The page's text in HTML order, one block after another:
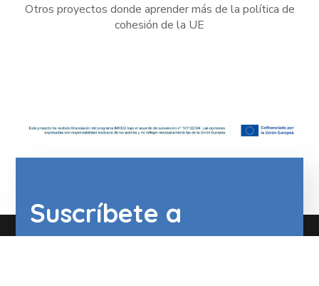
Otros proyectos donde aprender más de la política de
cohesión de la UE
Suscríbete a